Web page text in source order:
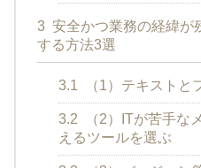
3 安全かつ業務の経緯が
する方法3選
3.1 （1）テキストと
3.2
（2）ITが苦手な
えるツールを選ぶ